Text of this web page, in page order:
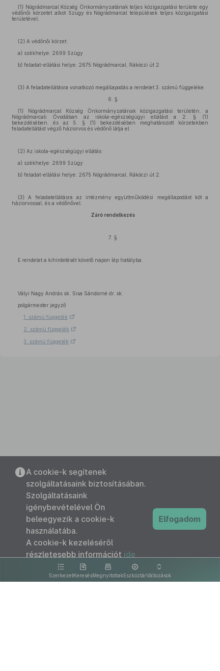
(1) Nógrádmarcal Község Önkormányzatának teljes közigazgatási területe egy
védőnői körzetet alkot Szügy és Nógrádmarcal települések teljes közigazgatási
területével.
(2) A védőnői körzet:
a) székhelye: 2699 Szügy
b) feladat-ellátási helye: 2675 Nógrádmarcal, Rákóczi út 2.
(3) A feladatellátásra vonatkozó megállapodás a rendelet 3. számú függeléke.
6. §
(1) Nógrádmarcal Község Önkormányzatának közigazgatási területén, a
Nógrádmarcali Óvodában az iskola-egészségügyi ellátást a 2. § (1)
bekezdésében, és az 5. § (1) bekezdésében meghatározott körzetekben
feladatellátást végző háziorvos és védőnő látja el.
(2) Az iskola-egészségügyi ellátás:
a) székhelye: 2699 Szügy
b) feladat-ellátási helye: 2675 Nógrádmarcal, Rákóczi út 2.
(3) A feladatellátásra az intézmény együttműködési megállapodást köt a
háziorvossal, és a védőnővel.
Záró rendelkezés
7. §
E rendelet a kihirdetését követő napon lép hatályba.
Vályi Nagy András sk. Sisa Sándorné dr. sk.
polgármester jegyző
1. számú függelék
2. számú függelék
3. számú függelék
SzerkezetKeresésMegnyitottakEszköztárVáltozások
A cookie-k segítenek
szolgáltatásaink biztosításában.
Szolgáltatásaink
igénybevételével Ön
beleegyezik a cookie-k
használatába.
A cookie-k kezeléséről
részletesebb információt ide
kattintva olvashat.
Elfogadom